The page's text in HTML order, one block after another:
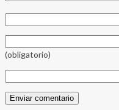
(obligatorio)